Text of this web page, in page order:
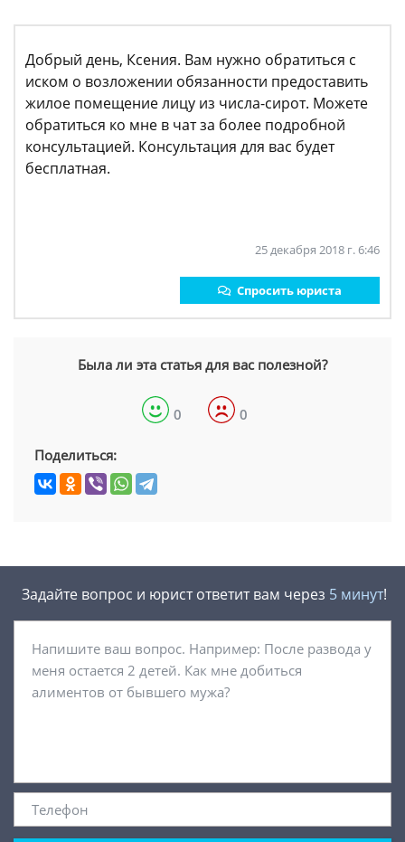
Добрый день, Ксения. Вам нужно обратиться с
иском о возложении обязанности предоставить
жилое помещение лицу из числа-сирот. Можете
обратиться ко мне в чат за более подробной
консультацией. Консультация для вас будет
бесплатная.
25 декабря 2018 г. 6:46
Спросить юриста
Была ли эта статья для вас полезной?
0 0
Поделиться:
Задайте вопрос и юрист ответит вам через 5 минут!